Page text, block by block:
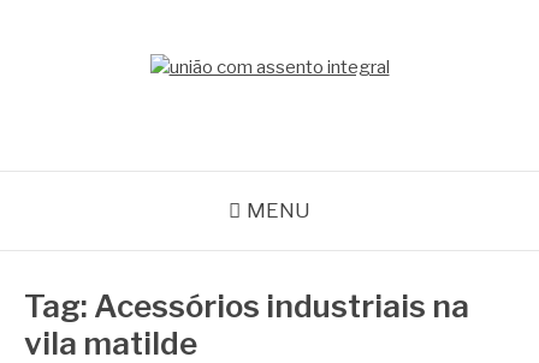
MENU
Tag: Acessórios industriais na
vila matilde